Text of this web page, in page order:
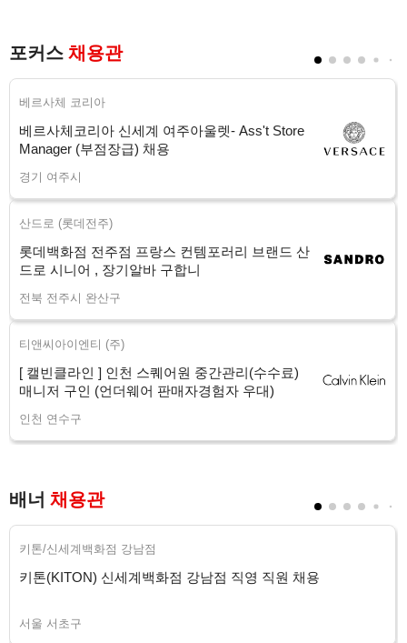
포커스 채용관
베르사체 코리아
베르사체코리아 신세계 여주아울렛- Ass't Store
Manager (부점장급) 채용
경기 여주시
산드로 (롯데전주)
롯데백화점 전주점 프랑스 컨템포러리 브랜드 산
드로 시니어 , 장기알바 구합니
전북 전주시 완산구
티앤씨아이엔티 (주)
[ 캘빈클라인 ] 인천 스퀘어원 중간관리(수수료)
매니저 구인 (언더웨어 판매자경험자 우대)
인천 연수구
배너 채용관
키톤/신세계백화점 강남점
키톤(KITON) 신세계백화점 강남점 직영 직원 채용
서울 서초구